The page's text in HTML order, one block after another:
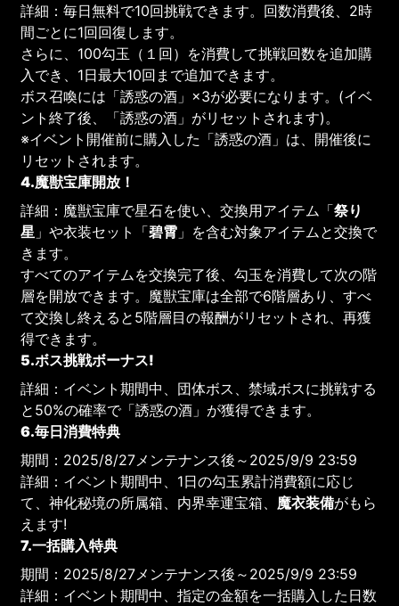
詳細：毎日無料で10回挑戦できます。回数消費後、2時
間ごとに1回回復します。
さらに、100勾玉（１回）を消費して挑戦回数を追加購
入でき、1日最大10回まで追加できます。
ボス召喚には「誘惑の酒」×3が必要になります。(イベ
ント終了後、「誘惑の酒」がリセットされます)。
※イベント開催前に購入した「誘惑の酒」は、開催後に
リセットされます。
4.魔獣宝庫開放！
詳細：魔獣宝庫で星石を使い、交換用アイテム「祭り
星 」や衣装セット「碧霄 」を含む対象アイテムと交換で
きます。
すべてのアイテムを交換完了後、勾玉を消費して次の階
層を開放できます。魔獣宝庫は全部で6階層あり、すべ
て交換し終えると5階層目の報酬がリセットされ、再獲
得できます。
5.ボス挑戦ボーナス!
詳細：イベント期間中、団体ボス、禁域ボスに挑戦する
と50%の確率で「誘惑の酒」が獲得できます。
6.毎日消費特典
期間：2025/8/27メンテナンス後～2025/9/9 23:59
詳細：イベント期間中、1日の勾玉累計消費額に応じ
て、神化秘境の所属箱、内界幸運宝箱、 魔衣装備がもら
えます!
7.一括購入特典
期間：2025/8/27メンテナンス後～2025/9/9 23:59
詳細：イベント期間中、指定の金額を一括購入した日数